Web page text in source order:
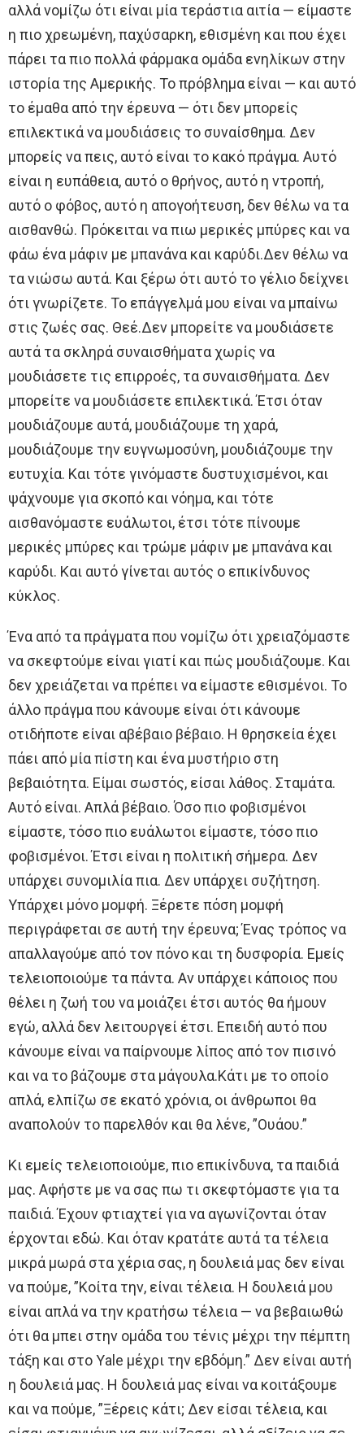
αλλά νομίζω ότι είναι μία τεράστια αιτία — είμαστε
η πιο χρεωμένη, παχύσαρκη, εθισμένη και που έχει
πάρει τα πιο πολλά φάρμακα ομάδα ενηλίκων στην
ιστορία της Αμερικής. Το πρόβλημα είναι — και αυτό
το έμαθα από την έρευνα — ότι δεν μπορείς
επιλεκτικά να μουδιάσεις το συναίσθημα. Δεν
μπορείς να πεις, αυτό είναι το κακό πράγμα. Αυτό
είναι η ευπάθεια, αυτό ο θρήνος, αυτό η ντροπή,
αυτό ο φόβος, αυτό η απογοήτευση, δεν θέλω να τα
αισθανθώ. Πρόκειται να πιω μερικές μπύρες και να
φάω ένα μάφιν με μπανάνα και καρύδι.Δεν θέλω να
τα νιώσω αυτά. Και ξέρω ότι αυτό το γέλιο δείχνει
ότι γνωρίζετε. Το επάγγελμά μου είναι να μπαίνω
στις ζωές σας. Θεέ.Δεν μπορείτε να μουδιάσετε
αυτά τα σκληρά συναισθήματα χωρίς να
μουδιάσετε τις επιρροές, τα συναισθήματα. Δεν
μπορείτε να μουδιάσετε επιλεκτικά. Έτσι όταν
μουδιάζουμε αυτά, μουδιάζουμε τη χαρά,
μουδιάζουμε την ευγνωμοσύνη, μουδιάζουμε την
ευτυχία. Και τότε γινόμαστε δυστυχισμένοι, και
ψάχνουμε για σκοπό και νόημα, και τότε
αισθανόμαστε ευάλωτοι, έτσι τότε πίνουμε
μερικές μπύρες και τρώμε μάφιν με μπανάνα και
καρύδι. Και αυτό γίνεται αυτός ο επικίνδυνος
κύκλος.
Ένα από τα πράγματα που νομίζω ότι χρειαζόμαστε
να σκεφτούμε είναι γιατί και πώς μουδιάζουμε. Και
δεν χρειάζεται να πρέπει να είμαστε εθισμένοι. Το
άλλο πράγμα που κάνουμε είναι ότι κάνουμε
οτιδήποτε είναι αβέβαιο βέβαιο. Η θρησκεία έχει
πάει από μία πίστη και ένα μυστήριο στη
βεβαιότητα. Είμαι σωστός, είσαι λάθος. Σταμάτα.
Αυτό είναι. Απλά βέβαιο. Όσο πιο φοβισμένοι
είμαστε, τόσο πιο ευάλωτοι είμαστε, τόσο πιο
φοβισμένοι. Έτσι είναι η πολιτική σήμερα. Δεν
υπάρχει συνομιλία πια. Δεν υπάρχει συζήτηση.
Υπάρχει μόνο μομφή. Ξέρετε πόση μομφή
περιγράφεται σε αυτή την έρευνα; Ένας τρόπος να
απαλλαγούμε από τον πόνο και τη δυσφορία. Εμείς
τελειοποιούμε τα πάντα. Αν υπάρχει κάποιος που
θέλει η ζωή του να μοιάζει έτσι αυτός θα ήμουν
εγώ, αλλά δεν λειτουργεί έτσι. Επειδή αυτό που
κάνουμε είναι να παίρνουμε λίπος από τον πισινό
και να το βάζουμε στα μάγουλα.Κάτι με το οποίο
απλά, ελπίζω σε εκατό χρόνια, οι άνθρωποι θα
αναπολούν το παρελθόν και θα λένε, ”Ουάου.”
Κι εμείς τελειοποιούμε, πιο επικίνδυνα, τα παιδιά
μας. Αφήστε με να σας πω τι σκεφτόμαστε για τα
παιδιά. Έχουν φτιαχτεί για να αγωνίζονται όταν
έρχονται εδώ. Και όταν κρατάτε αυτά τα τέλεια
μικρά μωρά στα χέρια σας, η δουλειά μας δεν είναι
να πούμε, ”Κοίτα την, είναι τέλεια. Η δουλειά μου
είναι απλά να την κρατήσω τέλεια — να βεβαιωθώ
ότι θα μπει στην ομάδα του τένις μέχρι την πέμπτη
τάξη και στο Υale μέχρι την εβδόμη.” Δεν είναι αυτή
η δουλειά μας. Η δουλειά μας είναι να κοιτάξουμε
και να πούμε, ”Ξέρεις κάτι; Δεν είσαι τέλεια, και